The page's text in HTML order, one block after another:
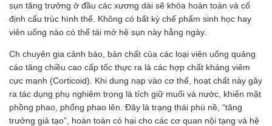
sụn tăng trưởng ở đầu các xương dài sẽ khóa hoàn toàn và cố
định cấu trúc hình thể. Không có bất kỳ chế phẩm sinh học hay
viên uống nào có thể tái mở hệ sụn này hằng ngày.
Ch chuyên gia cảnh báo, bản chất của các loại viên uống quảng
cáo tăng chiều cao cấp tốc thực ra là các hợp chất kháng viêm
cực mạnh (Corticoid). Khi dung nạp vào cơ thể, hoạt chất này gây
ra tác dụng phụ nghiêm trọng là tích giữ muối và nước, khiến mặt
phồng phao, phổng phao lên. Đây là trạng thái phù nề, “tăng
trưởng giả tạo”, hoàn toàn có hại cho các cơ quan nội tạng và hệ